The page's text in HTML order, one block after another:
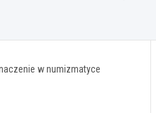
w numizmatyce